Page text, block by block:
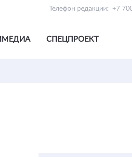
Телефон редакции: +7
СПЕЦПРОЕКТ